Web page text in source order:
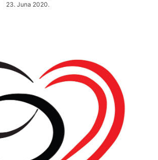
23. Juna 2020.